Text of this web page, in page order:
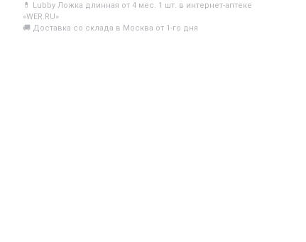
💊 Lubby Ложка длинная от 4 мес. 1 шт. в интернет-аптеке
«WER.RU»
🚚 Доставка со склада в Москва от 1-го дня